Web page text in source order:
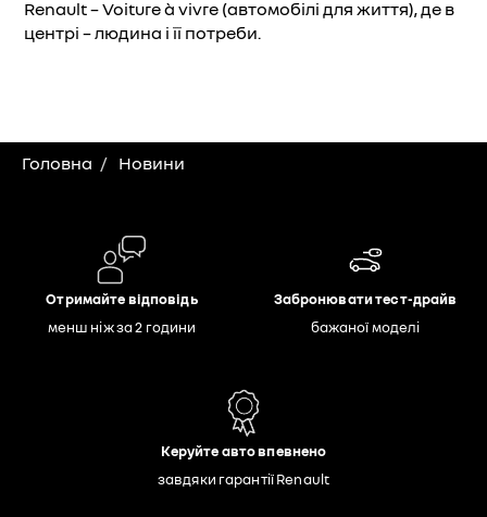
Renault – Voiture à vivre (автомобілі для життя), де в
центрі – людина і її потреби.
Головна Новини
Отримайте відповідь
менш ніж за 2 години
Забронювати тест-драйв
бажаної моделі
Керуйте авто впевнено
завдяки гарантії Renault